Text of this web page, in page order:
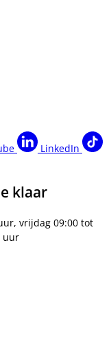
LinkedIn
klaar
vrijdag 09:00 tot
uur